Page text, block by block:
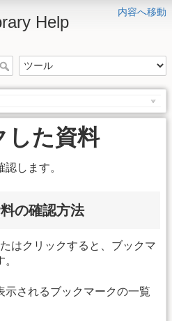
内容へ移動
Help
した資料
します。
の確認方法
はクリックすると、ブックマ
示されるブックマークの一覧